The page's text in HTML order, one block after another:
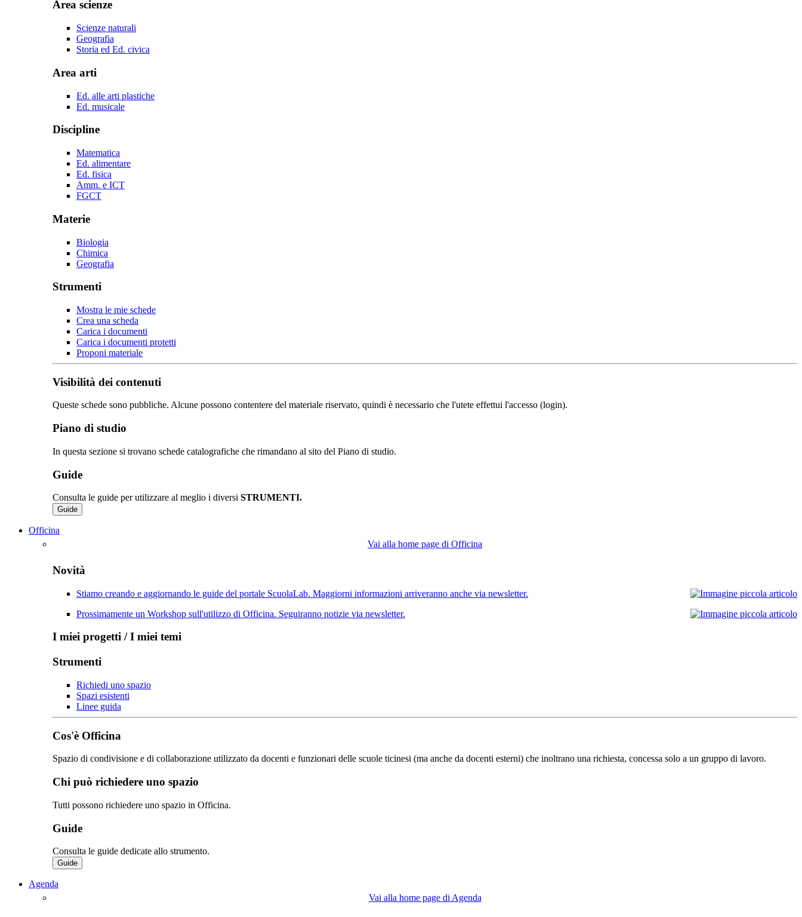
Area scienze
Scienze naturali
Geografia
Storia ed Ed. civica
Area arti
Ed. alle arti plastiche
Ed. musicale
Discipline
Matematica
Ed. alimentare
Ed. fisica
Amm. e ICT
FGCT
Materie
Biologia
Chimica
Geografia
Strumenti
Mostra le mie schede
Crea una scheda
Carica i documenti
Carica i documenti protetti
Proponi materiale
Visibilità dei contenuti
Queste schede sono pubbliche. Alcune possono contentere del materiale riservato, quindi è necessario che l'utete effettui l'accesso (login).
Piano di studio
In questa sezione si trovano schede catalografiche che rimandano al sito del Piano di studio.
Guide
Consulta le guide per utilizzare al meglio i diversi STRUMENTI.
Guide
Officina
Vai alla home page di Officina
Novità
Stiamo creando e aggiornando le guide del portale ScuolaLab. Maggiorni informazioni arriveranno anche via newsletter.
Prossimamente un Workshop sull'utilizzo di Officina. Seguiranno notizie via newsletter.
I miei progetti / I miei temi
Strumenti
Richiedi uno spazio
Spazi esistenti
Linee guida
Cos'è Officina
Spazio di condivisione e di collaborazione utilizzato da docenti e funzionari delle scuole ticinesi (ma anche da docenti esterni) che inoltrano una richiesta, concessa solo a un gruppo di lavoro.​
Chi può richiedere uno spazio
Tutti possono richiedere uno spazio in Officina.
Guide
Consulta le guide dedicate allo strumento.
Guide
Agenda
Vai alla home page di Agenda